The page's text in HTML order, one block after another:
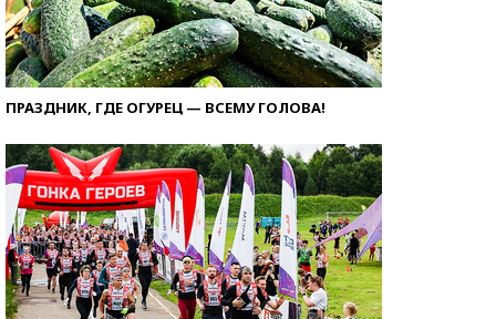
ПРАЗДНИК, ГДЕ ОГУРЕЦ — ВСЕМУ ГОЛОВА!